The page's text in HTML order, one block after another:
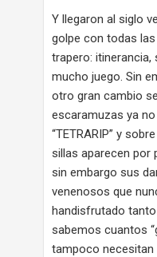
Y llegaron al siglo
golpe con todas
trapero: itinerancia,
mucho juego. Sin
otro gran cambio
escaramuzas ya
“TETRARIP” y
sillas aparecen por
sin embargo sus
venenosos que
handisfrutado
sabemos cuantos
tampoco necesitan